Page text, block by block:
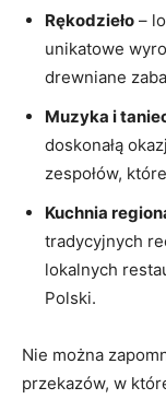
Rękodzieło –
unikatowe
drewniane
Muzyka i
doskonałą
zespołów,
Kuchnia
tradycyjnych
lokalnych
Polski.
Nie można
przekazów, w